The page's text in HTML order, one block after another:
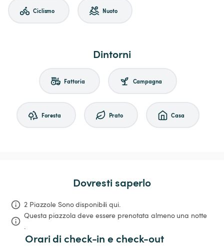
Ciclismo Nuoto
Dintorni
Fattoria Campagna
Foresta Prato Casa
Dovresti saperlo
2 Piazzole Sono disponibili qui.
Questa piazzola deve essere prenotata almeno una notte
.
Orari di check-in e check-out